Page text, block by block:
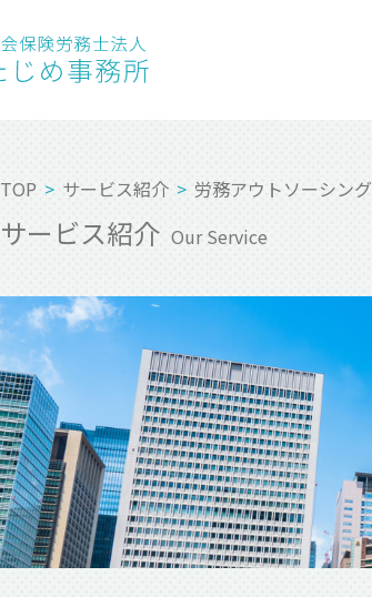
TOP サービス紹介 労務アウトソーシング
サービス紹介 Our Service